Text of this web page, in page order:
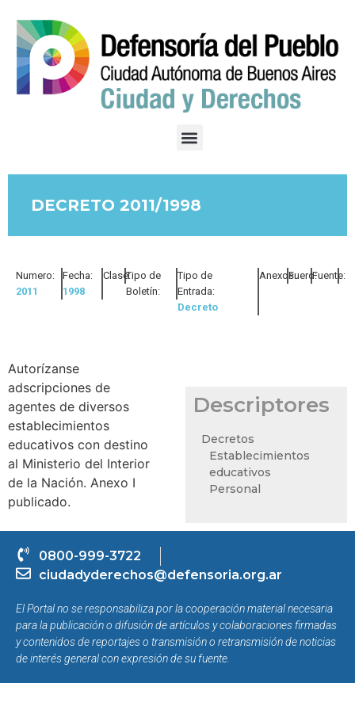
DECRETO 2011/1998
Numero:
2011
Fecha:
1998
Clase:Tipo de
Boletín:
Tipo de
Entrada:
Decreto
Anexos:Fuero:Fuente:
Autorízanse
adscripciones de
agentes de diversos
establecimientos
educativos con destino
al Ministerio del Interior
de la Nación. Anexo I
publicado.
Descriptores
Decretos
Establecimientos
educativos
Personal
0800-999-3722
ciudadyderechos@defensoria.org.ar
El Portal no se responsabiliza por la cooperación material necesaria
para la publicación o difusión de artículos y colaboraciones firmadas
y contenidos de reportajes o transmisión o retransmisión de noticias
de interés general con expresión de su fuente.